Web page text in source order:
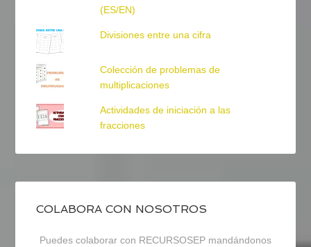
(ES/EN)
Divisiones entre una cifra
Colección de problemas de
multiplicaciones
Actividades de iniciación a las
fracciones
COLABORA CON NOSOTROS
Puedes colaborar con RECURSOSEP mandándonos